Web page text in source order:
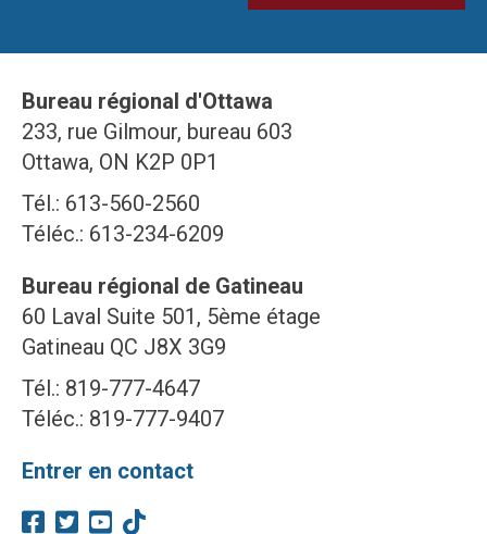
Bureau régional d'Ottawa
233, rue Gilmour, bureau 603
Ottawa, ON K2P 0P1
Tél.: 613-560-2560
Téléc.: 613-234-6209
Bureau régional de Gatineau
60 Laval Suite 501, 5ème étage
Gatineau QC J8X 3G9
Tél.: 819-777-4647
Téléc.: 819-777-9407
Entrer en contact